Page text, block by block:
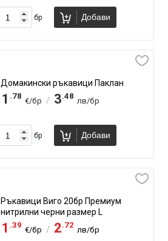
бр Добави
Домакински ръкавици Паклан
1 .78
€/бр / 3.48
лв/бр
бр Добави
Ръкавици Виго 20бр Премиум
нитрилни черни размер L
1 .39
€/бр / 2.72
лв/бр